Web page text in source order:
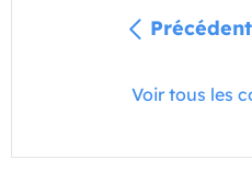
Précédent
Voir tous les